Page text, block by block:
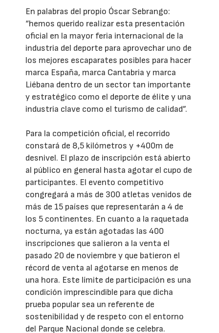
En palabras del propio Óscar Sebrango:
“hemos querido realizar esta presentación
oficial en la mayor feria internacional de la
industria del deporte para aprovechar uno de
los mejores escaparates posibles para hacer
marca España, marca Cantabria y marca
Liébana dentro de un sector tan importante
y estratégico como el deporte de élite y una
industria clave como el turismo de calidad”.
Para la competición oficial, el recorrido
constará de 8,5 kilómetros y +400m de
desnivel. El plazo de inscripción está abierto
al público en general hasta agotar el cupo de
participantes. El evento competitivo
congregará a más de 300 atletas venidos de
más de 15 países que representarán a 4 de
los 5 continentes. En cuanto a la raquetada
nocturna, ya están agotadas las 400
inscripciones que salieron a la venta el
pasado 20 de noviembre y que batieron el
récord de venta al agotarse en menos de
una hora. Este límite de participación es una
condición imprescindible para que dicha
prueba popular sea un referente de
sostenibilidad y de respeto con el entorno
del Parque Nacional donde se celebra.